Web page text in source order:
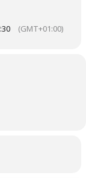
(GMT+01:00)